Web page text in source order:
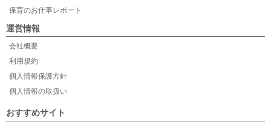
保育のお仕事レポート
運営情報
会社概要
利用規約
個人情報保護方針
個人情報の取扱い
おすすめサイト